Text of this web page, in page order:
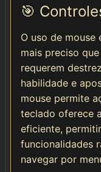
🎯
O uso de
mais preciso
requerem
habilidade e
mouse permite
teclado oferece
eficiente,
funcionalidades
navegar por